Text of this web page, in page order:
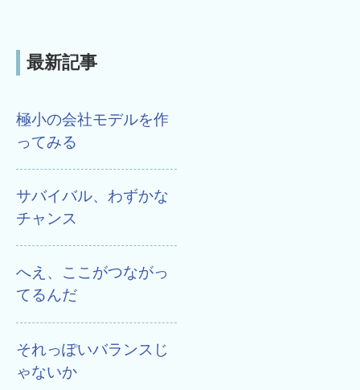
最新記事
極小の会社モデルを作
ってみる
サバイバル、わずかな
チャンス
へえ、ここがつながっ
てるんだ
それっぽいバランスじ
ゃないか